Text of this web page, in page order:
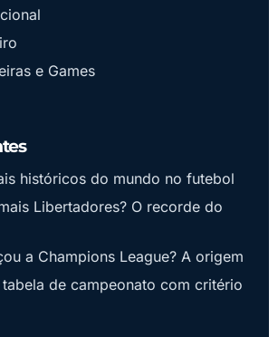
e Games
históricos do mundo no futebol
Libertadores? O recorde do
a Champions League? A origem
de campeonato com critério